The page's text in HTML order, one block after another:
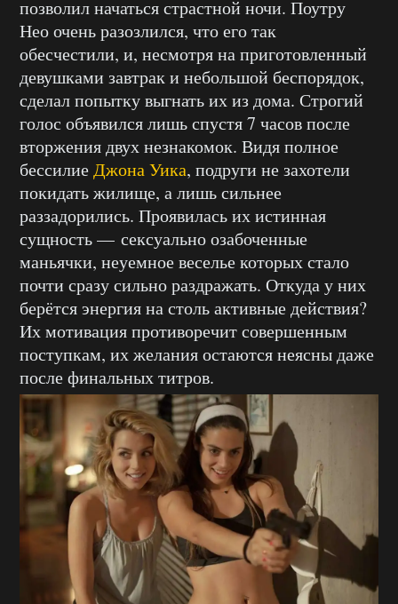
позволил начаться страстной ночи. Поутру
Нео очень разозлился, что его так
обесчестили, и, несмотря на приготовленный
девушками завтрак и небольшой беспорядок,
сделал попытку выгнать их из дома. Строгий
голос объявился лишь спустя 7 часов после
вторжения двух незнакомок. Видя полное
бессилиеДжона Уика, подруги не захотели
покидать жилище, а лишь сильнее
раззадорились. Проявилась их истинная
сущность — сексуально озабоченные
маньячки, неуемное веселье которых стало
почти сразу сильно раздражать. Откуда у них
берётся энергия на столь активные действия?
Их мотивация противоречит совершенным
поступкам, их желания остаются неясны даже
после финальных титров.